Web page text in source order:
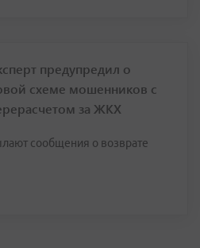
предупредил о
схеме мошенников с
за ЖКХ
сообщения о возврате